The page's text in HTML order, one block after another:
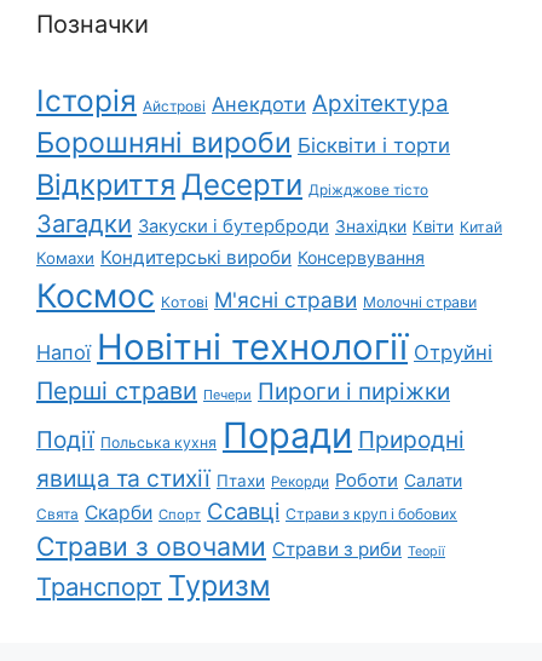
Позначки
Історія Айстрові Анекдоти Архітектура
Борошняні вироби Бісквіти і торти
Відкриття Десерти Дріжджове тісто
Загадки Закуски і бутерброди Знахідки Квіти Китай
Комахи Кондитерські вироби Консервування
Космос Котові М'ясні страви Молочні страви
Напої Новітні технології Отруйні
Перші страви Печери Пироги і пиріжки
Події Польська кухня Поради Природні
явища та стихії Птахи Рекорди Роботи Салати
Свята Скарби Спорт Ссавці Страви з круп і бобових
Страви з овочами Страви з риби Теорії
Транспорт Туризм